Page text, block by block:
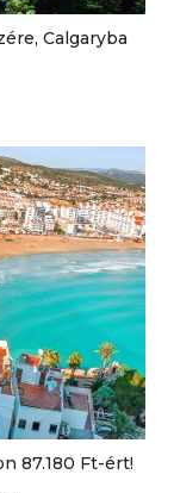
Calgaryba
87.180 Ft-ért!